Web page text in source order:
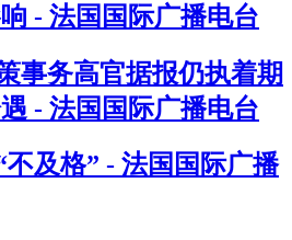
- 法国国际广播电台
事务高官据报仍执着期
- 法国国际广播电台
及格” - 法国国际广播